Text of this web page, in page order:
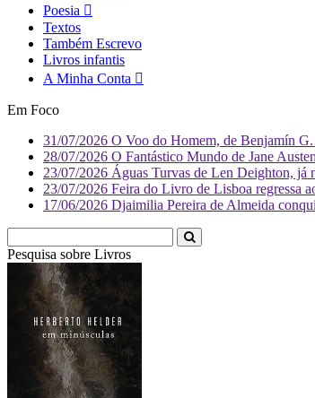
Poesia
Textos
Também Escrevo
Livros infantis
A Minha Conta
Em Foco
31/07/2026 O Voo do Homem, de Benjamín
28/07/2026 O Fantástico Mundo de Jane
23/07/2026 Águas Turvas de Len Deighton, já
23/07/2026 Feira do Livro de Lisboa regressa
17/06/2026 Djaimilia Pereira de Almeida
Pesquisa sobre Livr